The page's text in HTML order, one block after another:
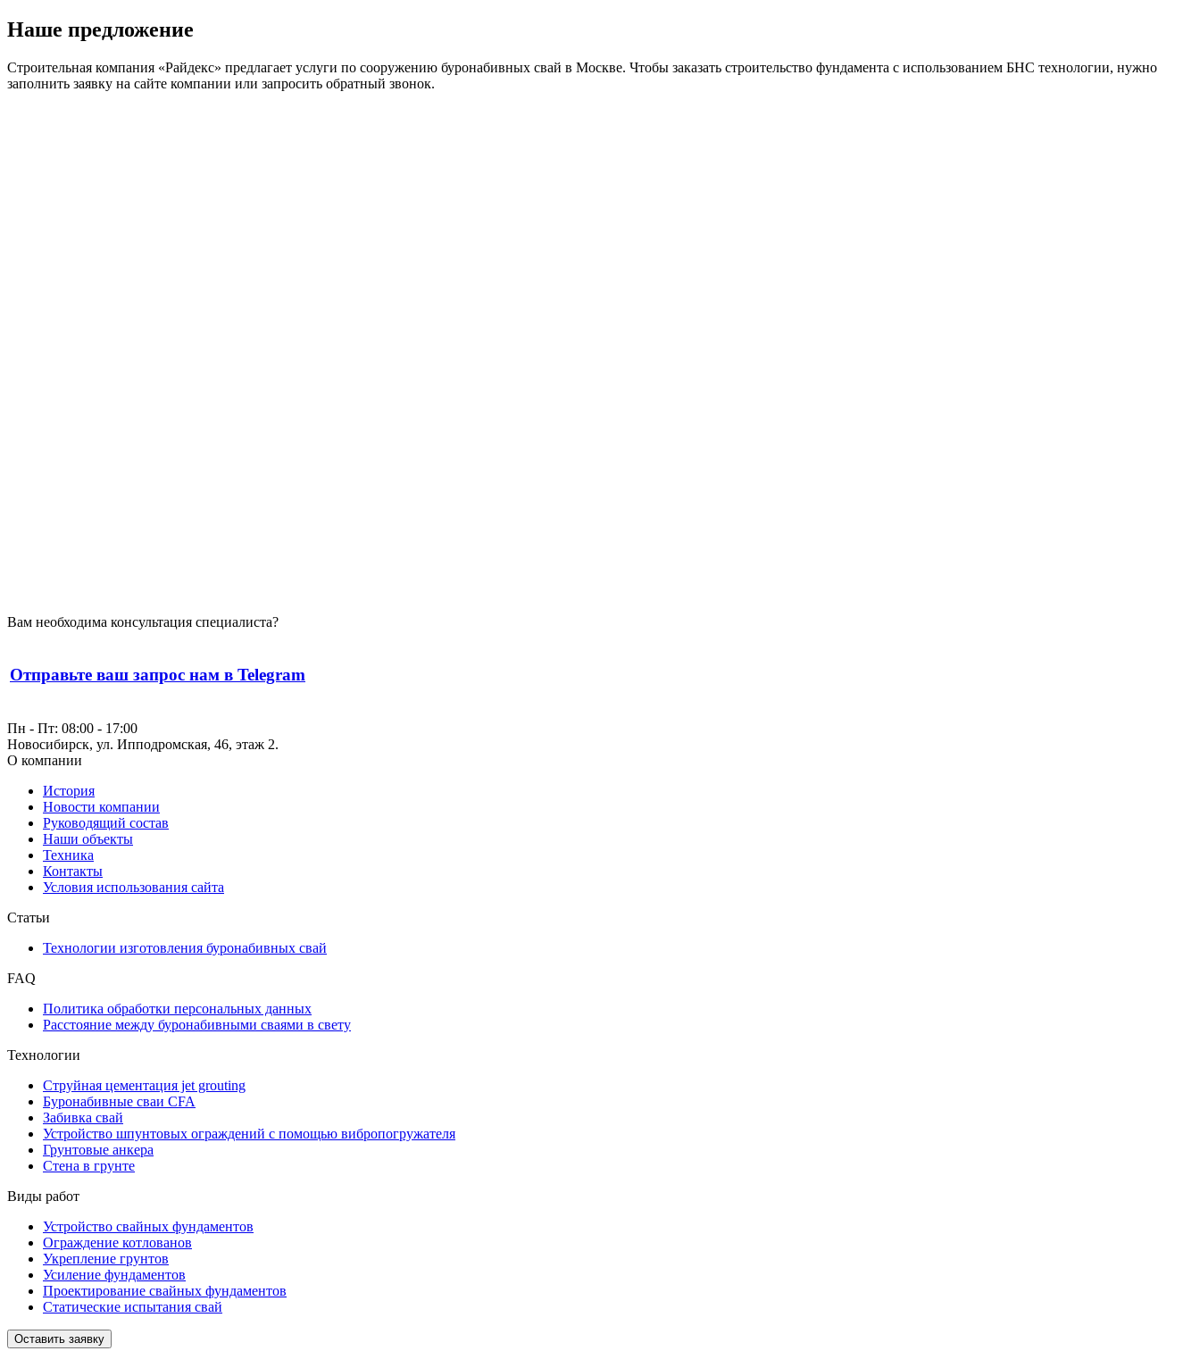
Наше предложение
Строительная компания «Райдекс» предлагает услуги по сооружению буронабивных свай в Москве. Чтобы заказать строительство фундамента с использованием БНС технологии, нужно
заполнить заявку на сайте компании или запросить обратный звонок.
Вам необходима консультация специалиста?
Отправьте ваш запрос нам в Telegram
Пн - Пт: 08:00 - 17:00
Новосибирск, ул. Ипподромская, 46, этаж 2.
О компании
История
Новости компании
Руководящий состав
Наши объекты
Техника
Контакты
Условия использования сайта
Статьи
Технологии изготовления буронабивных свай
FAQ
Политика обработки персональных данных
Расстояние между буронабивными сваями в свету
Технологии
Струйная цементация jet grouting
Буронабивные сваи CFA
Забивка свай
Устройство шпунтовых ограждений с помощью вибропогружателя
Грунтовые анкера
Стена в грунте
Виды работ
Устройство свайных фундаментов
Ограждение котлованов
Укрепление грунтов
Усиление фундаментов
Проектирование свайных фундаментов
Статические испытания свай
Оставить заявку